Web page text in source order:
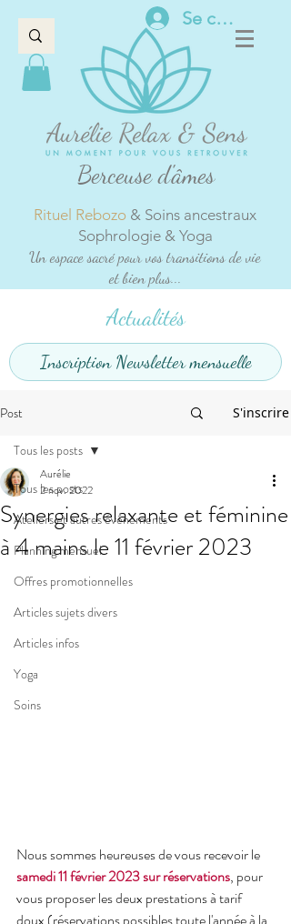
Se connecter
Berceuse d'âmes
Rituel Rebozo & Soins ancestraux
Sophrologie & Yoga
Un espace sacré pour vos transitions de vie
et bien plus...
Actualités
Inscription Newsletter mensuelle
Post S'inscrire
Tous les posts
Ateliers et autres événements
Planning mensuel
Offres promotionnelles
Articles sujets divers
Articles infos
Yoga
Soins
Tous les posts
Synergies relaxante et féminine
à 4 mains le 11 février 2023
Aurélie
2 nov. 2022
Nous sommes heureuses de vous recevoir le
samedi 11 février 2023 sur réservations, pour
vous proposer les deux prestations à tarif